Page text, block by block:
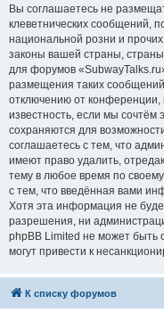
Вы соглашаетесь не
клеветнических сообщений,
национальной розни и
законы вашей страны,
для форумов
размещения таких
отключению от конференции,
известность, если мы
сохраняются для
соглашаетесь с тем, что
имеют право удалить,
тему в любое время по
с тем, что введённая вами
Хотя эта информация не
разрешения, ни
phpBB Limited не может быть
могут привести к
К списку форумов